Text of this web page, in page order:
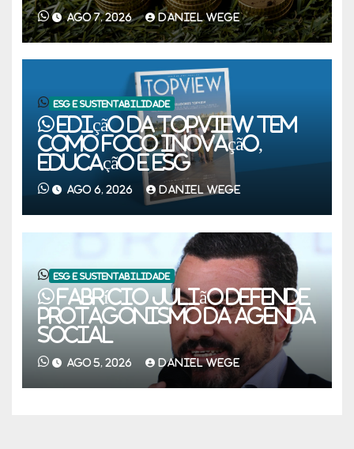
AGO 7, 2026 DANIEL WEGE
ESG E SUSTENTABILIDADE
Edição da TOPVIEW tem
como foco inovação,
educação e ESG
AGO 6, 2026 DANIEL WEGE
ESG E SUSTENTABILIDADE
Fabrício Julião defende
protagonismo da agenda
social
AGO 5, 2026 DANIEL WEGE